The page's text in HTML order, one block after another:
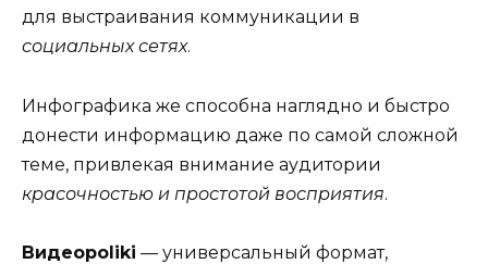
для выстраивания коммуникации в
социальных сетях.
Инфографика же способна наглядно и быстро
донести информацию даже по самой сложной
теме, привлекая внимание аудитории
красочностью и простотой восприятия.
Видеороliki — универсальный формат,